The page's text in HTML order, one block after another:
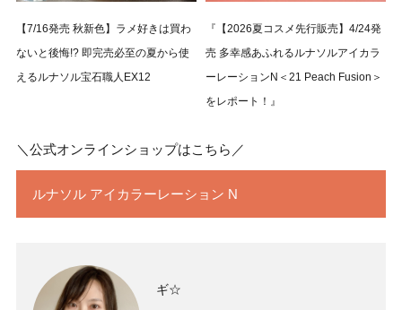
【7/16発売 秋新色】ラメ好きは買わ
ないと後悔!? 即完売必至の夏から使
えるルナソル宝石職人EX12
『【2026夏コスメ先行販売】4/24発
売 多幸感あふれるルナソルアイカラ
ーレーションN＜21 Peach Fusion＞
をレポート！』
＼公式オンラインショップはこちら／
ルナソル アイカラーレーション N
ギ☆